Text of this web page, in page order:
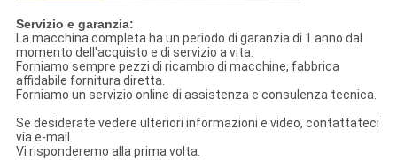
Servizio e garanzia:
La macchina completa ha un periodo di garanzia di 1 anno dal
momento dell'acquisto e di servizio a vita.
Forniamo sempre pezzi di ricambio di macchine, fabbrica
affidabile fornitura diretta.
Forniamo un servizio online di assistenza e consulenza tecnica.
Se desiderate vedere ulteriori informazioni e video, contattateci
via e-mail.
Vi risponderemo alla prima volta.